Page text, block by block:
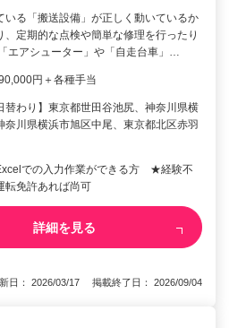
いる「搬送設備」が正しく動いているか
、定期的な点検や簡単な修理を行ったり
エアシューター」や「自走台車」…
円＋各種手当
替わり】東京都世田谷池尻、神奈川県横
奈川県横浜市旭区中尾、東京都北区赤羽
での入力作業ができる方 ★経験不
免許あれば尚可
詳細を見る
日： 2026/03/17 掲載終了日： 2026/09/04